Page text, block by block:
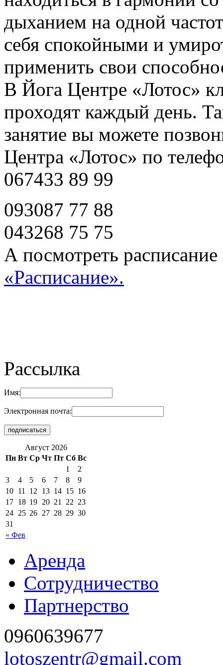
дыханием на одной
себя спокойными и
применить свои
В Йога Центре «Лотос»
проходят каждый день.
занятие вы можете
Центра «Лотос» по
067433 89 99
093087 77 88
043268 75 75
А посмотреть расписание
«Расписание».
Рассылка
Имя:
Электронная почта:
Август 2026
Пн Вт Ср Чт Пт Сб Вс
« Фев
1
2
3
4 5 6 7 8
9
10 11 12 13 14 15 16
17 18 19 20 21 22 23
24 25 26 27 28 29 30
31
Аренда
Сотрудничество
Партнерство
0960639677
lotoszentr@gmail.com